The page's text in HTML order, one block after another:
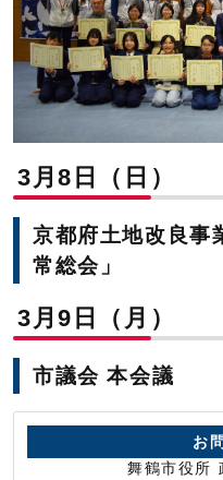
3月8日（日）
京都府土地改良事
常総会」
3月9日（月）
市議会 本会議
お
舞鶴市役所